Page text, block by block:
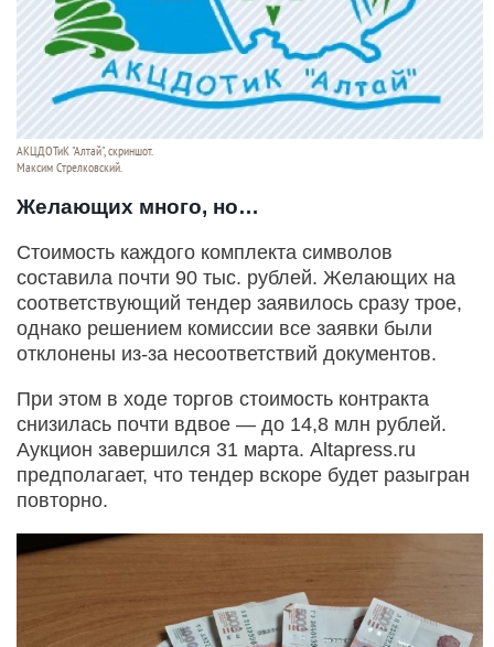
АКЦДОТиК "Алтай", скриншот.
Максим Стрелковский.
Желающих много, но…
Стоимость каждого комплекта символов
составила почти 90 тыс. рублей. Желающих на
соответствующий тендер заявилось сразу трое,
однако решением комиссии все заявки были
отклонены из-за несоответствий документов.
При этом в ходе торгов стоимость контракта
снизилась почти вдвое — до 14,8 млн рублей.
Аукцион завершился 31 марта. Altapress.ru
предполагает, что тендер вскоре будет разыгран
повторно.